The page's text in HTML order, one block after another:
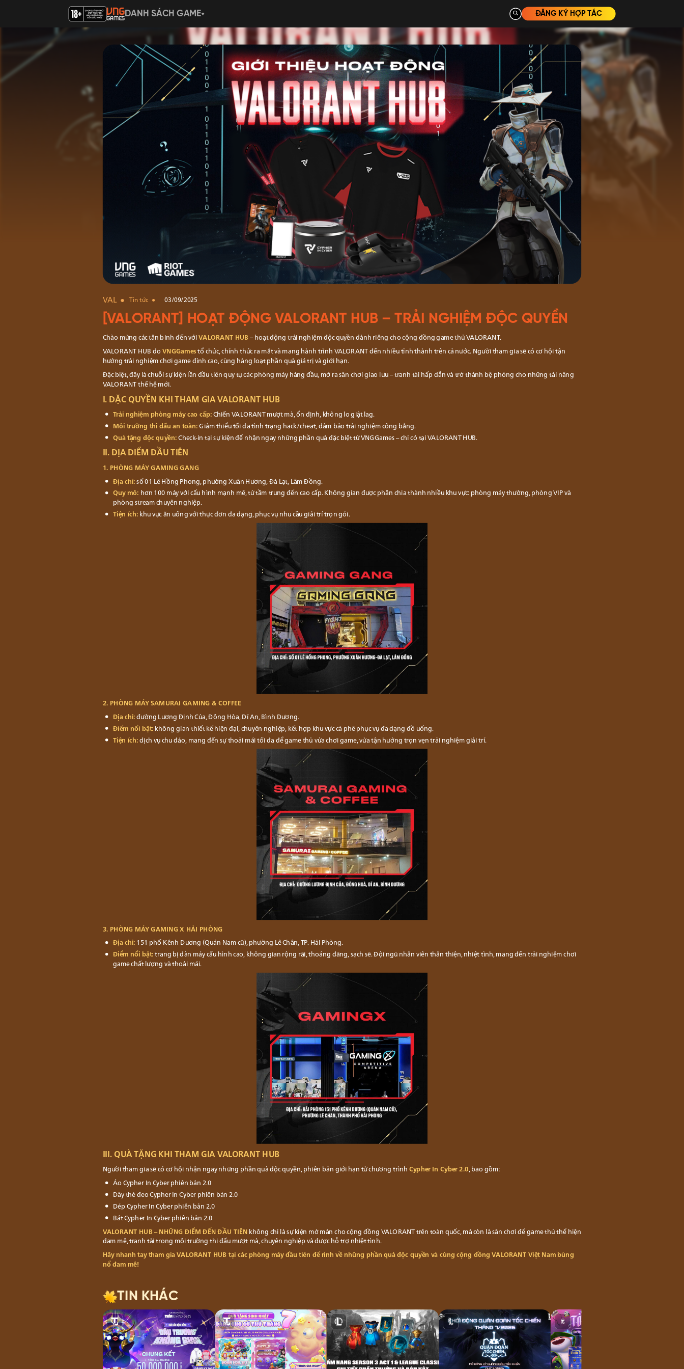
VAL Tin tức 03/09/2025
[VALORANT] HOẠT ĐỘNG VALORANT HUB – TRẢI NGHIỆM ĐỘC QUYỀN
Chào mừng các tân binh đến vớiVALORANT HUB– hoạt động trải nghiệm độc quyền dành riêng cho cộng đồng game thủ VALORANT.
VALORANT HUB doVNGGamestổ chức, chính thức ra mắt và mang hành trình VALORANT đến nhiều tỉnh thành trên cả nước. Người tham gia sẽ có cơ hội tận
hưởng trải nghiệm chơi game đỉnh cao, cùng hàng loạt phần quà giá trị và giới hạn.
Đặc biệt, đây là chuỗi sự kiện lần đầu tiên quy tụ các phòng máy hàng đầu, mở ra sân chơi giao lưu – tranh tài hấp dẫn và trở thành bệ phóng cho những tài năng
VALORANT thế hệ mới.
I. ĐẶC QUYỀN KHI THAM GIA VALORANT HUB
Trải nghiệm phòng máy cao cấp:Chiến VALORANT mượt mà, ổn định, không lo giật lag.
Môi trường thi đấu an toàn:Giảm thiểu tối đa tình trạng hack/cheat, đảm bảo trải nghiệm công bằng.
Quà tặng độc quyền:Check-in tại sự kiện để nhận ngay những phần quà đặc biệt từ VNGGames – chỉ có tại VALORANT HUB.
II. ĐỊA ĐIỂM ĐẦU TIÊN
1. PHÒNG MÁY GAMING GANG
Địa chỉ:số 01 Lê Hồng Phong, phường Xuân Hương, Đà Lạt, Lâm Đồng.
Quy mô: hơn 100 máy với cấu hình mạnh mẽ, từ tầm trung đến cao cấp. Không gian được phân chia thành nhiều khu vực: phòng máy thường, phòng VIP và
phòng stream chuyên nghiệp.
Tiện ích:khu vực ăn uống với thực đơn đa dạng, phục vụ nhu cầu giải trí trọn gói.
2. PHÒNG MÁY SAMURAI GAMING & COFFEE
Địa chỉ:đường Lương Định Của, Đông Hòa, Dĩ An, Bình Dương.
Điểm nổi bật:không gian thiết kế hiện đại, chuyên nghiệp, kết hợp khu vực cà phê phục vụ đa dạng đồ uống.
Tiện ích:dịch vụ chu đáo, mang đến sự thoải mái tối đa để game thủ vừa chơi game, vừa tận hưởng trọn vẹn trải nghiệm giải trí.
3. PHÒNG MÁY GAMING X HẢI PHÒNG
Địa chỉ:151 phố Kênh Dương (Quán Nam cũ), phường Lê Chân, TP. Hải Phòng.
Điểm nổi bật:trang bị dàn máy cấu hình cao, không gian rộng rãi, thoáng đãng, sạch sẽ. Đội ngũ nhân viên thân thiện, nhiệt tình, mang đến trải nghiệm chơi
game chất lượng và thoải mái.
III. QUÀ TẶNG KHI THAM GIA VALORANT HUB
Người tham gia sẽ có cơ hội nhận ngay những phần quà độc quyền, phiên bản giới hạn từ chương trìnhCypher In Cyber 2.0, bao gồm:
Áo Cypher In Cyber phiên bản 2.0
Dây thẻ đeo Cypher In Cyber phiên bản 2.0
Dép Cypher In Cyber phiên bản 2.0
Bát Cypher In Cyber phiên bản 2.0
VALORANT HUB – NHỮNG ĐIỂM ĐẾN ĐẦU TIÊNkhông chỉ là sự kiện mở màn cho cộng đồng VALORANT trên toàn quốc, mà còn là sân chơi để game thủ thể hiện
đam mê, tranh tài trong môi trường thi đấu mượt mà, chuyên nghiệp và được hỗ trợ nhiệt tình.
Hãy nhanh tay tham gia VALORANT HUB tại các phòng máy đầu tiên để rinh về những phần quà độc quyền và cùng cộng đồng VALORANT Việt Nam bùng
nổ đam mê!
TIN KHÁC
DANH SÁCH GAME ĐĂNG KÝ HỢP TÁC